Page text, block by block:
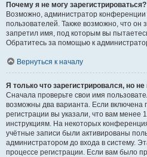
Почему я не могу зарегистрироваться?
Возможно, администратор
пользователей. Также возможно, что он
запретил имя, под которым вы
Обратитесь за помощью к
Вернуться к началу
Я только что зарегистрировался, но не
Сначала проверьте свои имя
возможны два варианта. Если включена
регистрации вы указали, что вам менее
инструкциям. На некоторых
учётные записи были активированы
администратором до входа в систему.
процессе регистрации. Если вам было